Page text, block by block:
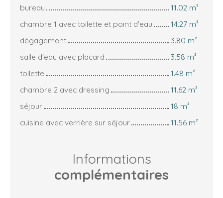
bureau
11.02 m²
chambre 1 avec toilette et point d'eau
14.27 m²
dégagement
3.80 m²
salle d'eau avec placard
3.58 m²
toilette
1.48 m²
chambre 2 avec dressing
11.62 m²
séjour
18 m²
cuisine avec verrière sur séjour
11.56 m²
Informations
complémentaires